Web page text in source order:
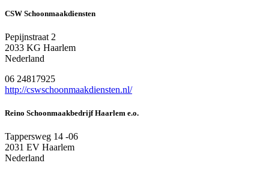
CSW Schoonmaakdiensten
Pepijnstraat 2
2033 KG Haarlem
Nederland
06 24817925
http://cswschoonmaakdiensten.nl/
Reino Schoonmaakbedrijf Haarlem e.o.
Tappersweg 14 -06
2031 EV Haarlem
Nederland